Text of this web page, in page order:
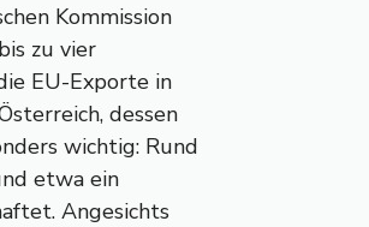
Kommission
zu vier
EU-Exporte in
dessen
wichtig: Rund
etwa ein
Angesichts